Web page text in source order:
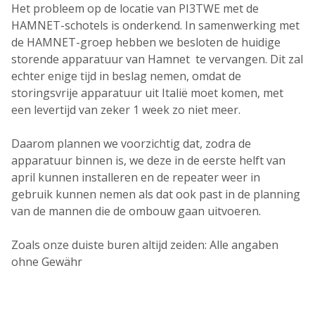
Het probleem op de locatie van PI3TWE met de
HAMNET-schotels is onderkend. In samenwerking met
de HAMNET-groep hebben we besloten de huidige
storende apparatuur van Hamnet te vervangen. Dit zal
echter enige tijd in beslag nemen, omdat de
storingsvrije apparatuur uit Italië moet komen, met
een levertijd van zeker 1 week zo niet meer.
Daarom plannen we voorzichtig dat, zodra de
apparatuur binnen is, we deze in de eerste helft van
april kunnen installeren en de repeater weer in
gebruik kunnen nemen als dat ook past in de planning
van de mannen die de ombouw gaan uitvoeren.
Zoals onze duiste buren altijd zeiden: Alle angaben
ohne Gewähr